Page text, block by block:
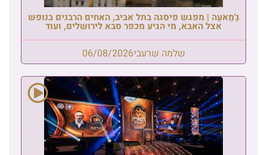
גַ'מַאעַה | מפגש פיסגה בתל אביב, האחים הרבנים בנופש
אצל האבא, מי הגיע מכפר סבא לירושלים, ועוד
שלמה שרעבי06/08/2026